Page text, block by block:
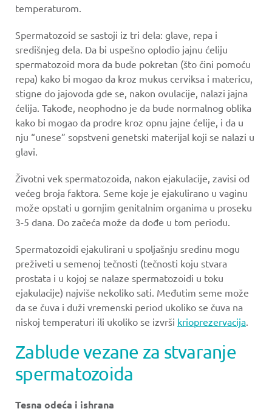
temperaturom.
Spermatozoid se sastoji iz tri dela: glave, repa i
središnjeg dela. Da bi uspešno oplodio jajnu ćeliju
spermatozoid mora da bude pokretan (što čini pomoću
repa) kako bi mogao da kroz mukus cerviksa i matericu,
stigne do jajovoda gde se, nakon ovulacije, nalazi jajna
ćelija. Takođe, neophodno je da bude normalnog oblika
kako bi mogao da prodre kroz opnu jajne ćelije, i da u
nju “unese” sopstveni genetski materijal koji se nalazi u
glavi.
Životni vek spermatozoida, nakon ejakulacije, zavisi od
većeg broja faktora. Seme koje je ejakulirano u vaginu
može opstati u gornjim genitalnim organima u proseku
3-5 dana. Do začeća može da dođe u tom periodu.
Spermatozoidi ejakulirani u spoljašnju sredinu mogu
preživeti u semenoj tečnosti (tečnosti koju stvara
prostata i u kojoj se nalaze spermatozoidi u toku
ejakulacije) najviše nekoliko sati. Međutim seme može
da se čuva i duži vremenski period ukoliko se čuva na
niskoj temperaturi ili ukoliko se izvrši krioprezervacija.
Zablude vezane za stvaranje
spermatozoida
Tesna odeća i ishrana